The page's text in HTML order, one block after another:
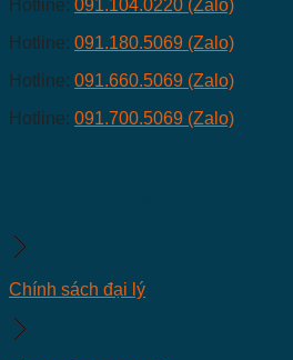
Hotline: 091.104.0220 (Zalo)
Hotline: 091.180.5069 (Zalo)
Hotline: 091.660.5069 (Zalo)
Hotline: 091.700.5069 (Zalo)
Chính sách đại lý